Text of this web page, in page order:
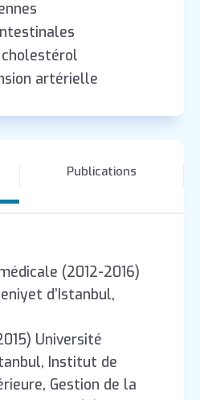
artérielle
Publications
(2012-2016)
d’Istanbul,
Université
Institut de
Gestion de la